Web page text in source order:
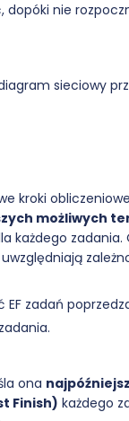
dopóki nie
sieciowy
kroki
możliwych
każdego zadania.
EF zadań
ona
Finish) każdego